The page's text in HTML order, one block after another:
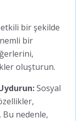
bir şekilde
bir
oluşturun.
Sosyal
Bu nedenle,